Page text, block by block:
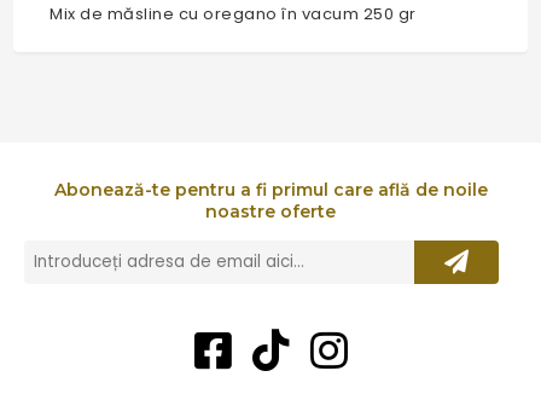
Mix de măsline cu oregano în vacum 250 gr
Abonează-te pentru a fi primul care află de noile
noastre oferte